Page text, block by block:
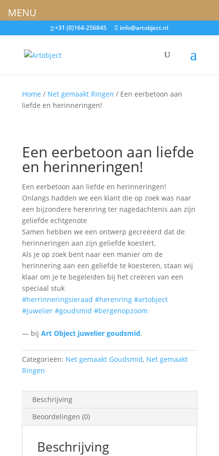
+31 (0)164-256845 info@artobject.nl
Home / Net gemaakt Ringen / Een eerbetoon aan
liefde en herinneringen!
Een eerbetoon aan liefde
en herinneringen!
Een eerbetoon aan liefde en herinneringen!
Onlangs hadden we een klant die op zoek was naar
een bijzondere herenring ter nagedachtenis aan zijn
geliefde echtgenote
Samen hebben we een ontwerp gecreëerd dat de
herinneringen aan zijn geliefde koestert.
Als je op zoek bent naar een manier om de
herinnering aan een geliefde te koesteren, staan wij
klaar om je te begeleiden bij het creëren van een
speciaal stuk
#herrinneringsieraad #herenring #artobject
#juwelier #goudsmid #bergenopzoom
— bij Art Object juwelier goudsmid.
Categorieën: Net gemaakt Goudsmid, Net gemaakt
Ringen
Beschrijving
Beoordelingen (0)
Beschrijving
MENU